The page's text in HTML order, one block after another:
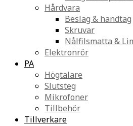
Hårdvara
Beslag & handtag
Skruvar
Nålfilsmatta &
Elektronrör
PA
Högtalare
Slutsteg
Mikrofoner
Tillbehör
Tillverkare